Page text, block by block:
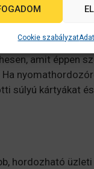
Cookie szabályzat
amit éppen
súlyú kártyákat
hordozható